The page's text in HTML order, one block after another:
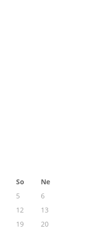
So
Ne
5
6
12
13
19
20